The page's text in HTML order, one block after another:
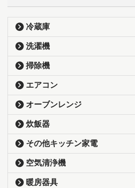
冷蔵庫
洗濯機
掃除機
エアコン
オーブンレンジ
炊飯器
その他キッチン家電
空気清浄機
暖房器具